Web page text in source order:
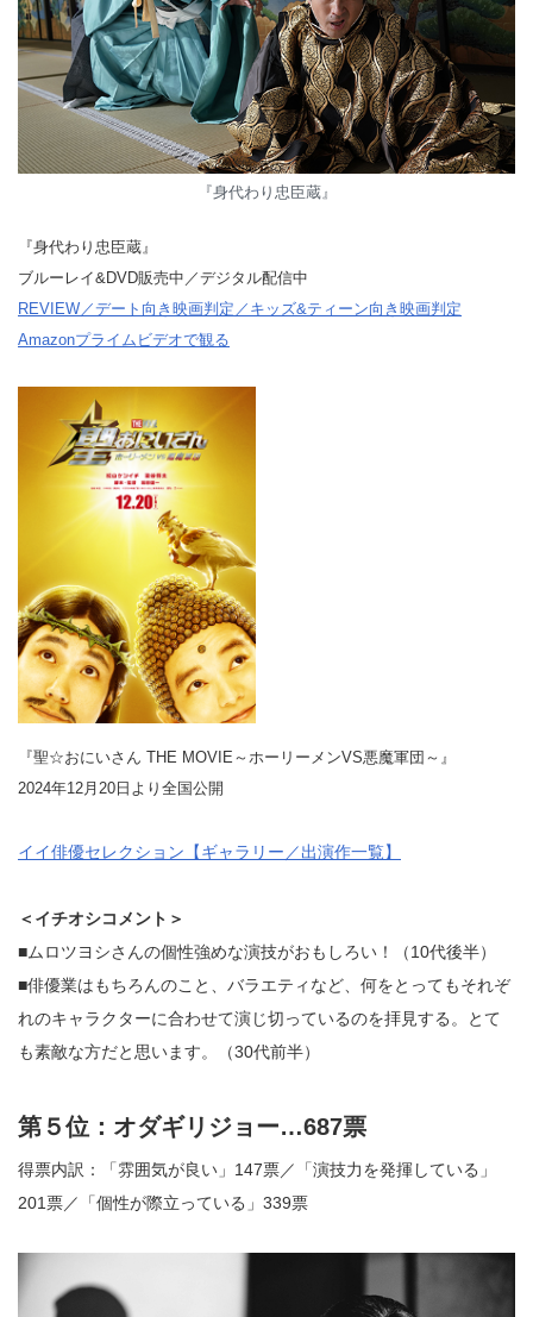
『身代わり忠臣蔵』
『身代わり忠臣蔵』
ブルーレイ&DVD販売中／デジタル配信中
REVIEW／デート向き映画判定／キッズ&ティーン向き映画判定
Amazonプライムビデオで観る
『聖☆おにいさん THE MOVIE～ホーリーメンVS悪魔軍団～』
2024年12月20日より全国公開
イイ俳優セレクション【ギャラリー／出演作一覧】
＜イチオシコメント＞
■ムロツヨシさんの個性強めな演技がおもしろい！（10代後半）
■俳優業はもちろんのこと、バラエティなど、何をとってもそれぞ
れのキャラクターに合わせて演じ切っているのを拝見する。とて
も素敵な方だと思います。（30代前半）
第５位：オダギリジョー…687票
得票内訳：「雰囲気が良い」147票／「演技力を発揮している」
201票／「個性が際立っている」339票